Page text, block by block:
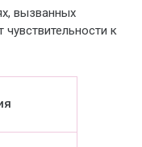
вызванных
к